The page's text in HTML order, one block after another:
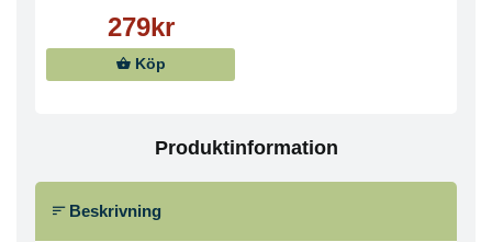
279kr
Köp
Produktinformation
Beskrivning